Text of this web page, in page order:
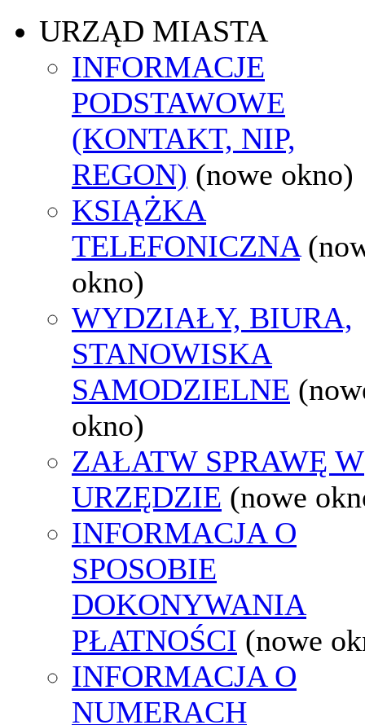
URZĄD MIASTA
INFORMACJE
PODSTAWOWE
(KONTAKT, NIP,
REGON) (nowe okno)
KSIĄŻKA
TELEFONICZNA
okno)
WYDZIAŁY, BIURA,
STANOWISKA
SAMODZIELNE
okno)
ZAŁATW SPRAWĘ W
URZĘDZIE (nowe
INFORMACJA O
SPOSOBIE
DOKONYWANIA
PŁATNOŚCI (nowe
INFORMACJA O
NUMERACH